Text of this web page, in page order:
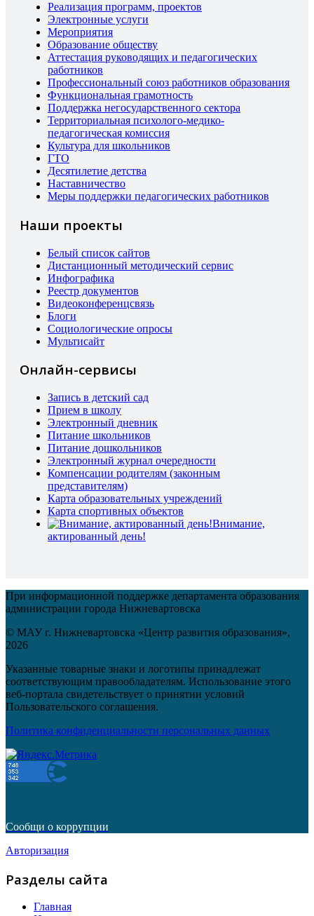
Реализация программ, проектов
Электронные услуги
Мероприятия
Образование обществу
Аттестация руководящих и педагогических
работников
Профессиональный союз работников образования
Функциональная грамотность
Поддержка негосударственного сектора
Территориальная психолого-медико-
педагогическая комиссия
Культура для школьников
ГТО
Десятилетие детства
Наставничество
Меры поддержки педагогических работников
Наши проекты
Белый список сайтов
Дистанционный методический сервис
Инфографика
Реестр документов
Видеоконференцсвязь
Блоги
Социологические опросы
Мультисайт
Онлайн-сервисы
Запись в детский сад
Прием в школу
Электронный дневник
Питание школьников
Питание дошкольников
Электронный журнал очередности
Компенсации родителям (законным
представителям)
Карта образовательных учреждений
Карта спортивных объектов
Внимание,
актированный день!
При информационной поддержке департамента образования
администрации города Нижневартовска
© МАУ г. Нижневартовска «Центр развития образования»,
2026
Указанные товарные знаки и логотипы принадлежат
соответствующим правообладателям. Использование этого
веб-портала свидетельствует о принятии условий
Пользовательского соглашения.
Политика конфиденциальности персональных данных
Сообщи о коррупции
Авторизация
Разделы сайта
Главная